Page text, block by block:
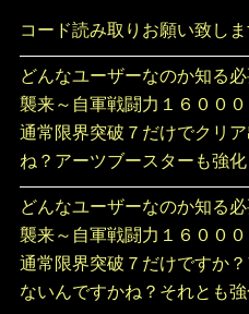
コード読み取りお願い致しま
どんなユーザーなのか知る
襲来～自軍戦闘力１６００
通常限界突破７だけでクリ
ね？アーツブースターも強
どんなユーザーなのか知る
襲来～自軍戦闘力１６００
通常限界突破７だけですか
ないんですかね？それとも